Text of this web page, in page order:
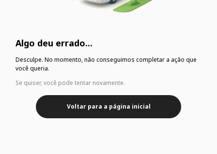
Algo deu errado...
Desculpe. No momento, não conseguimos completar a ação que
você queria.
Se quiser, você pode tentar novamente.
Voltar para a página inicial